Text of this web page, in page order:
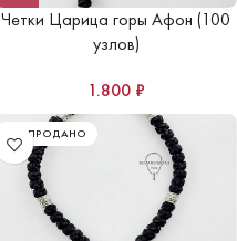
Четки Царица горы Афон (100
узлов)
1.800 ₽
РАСПРОДАНО